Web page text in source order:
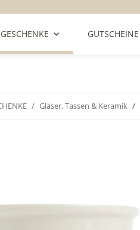
GESCHENKE GUTSCHEINE
Gläser, Tassen & Keramik